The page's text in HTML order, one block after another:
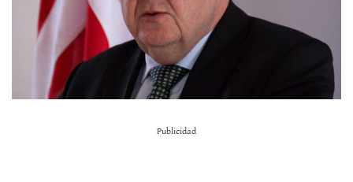
Publicidad